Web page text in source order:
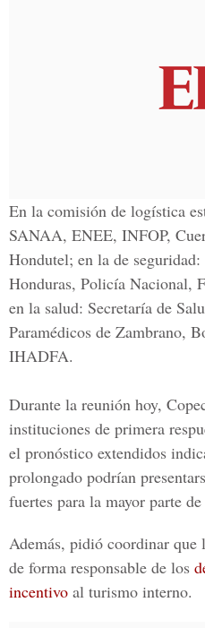
En la comisión de logística
SANAA, ENEE, INFOP,
Hondutel; en la de
Honduras, Policía Nacional,
en la salud: Secretaría de
Paramédicos de Zambrano,
IHADFA.
Durante la reunión hoy,
instituciones de primera
el pronóstico extendidos
prolongado podrían
fuertes para la mayor parte
Además, pidió coordinar que
de forma responsable de los
incentivo al turismo interno.